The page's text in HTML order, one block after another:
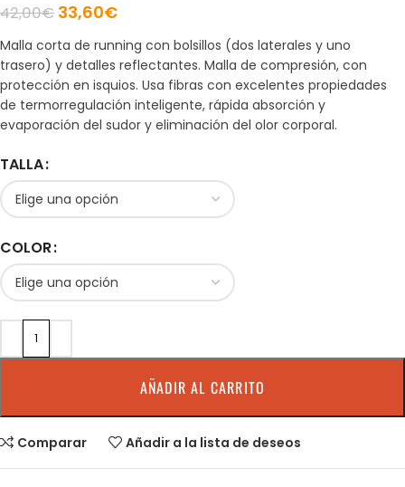
42,00€ 33,60€
Malla corta de running con bolsillos (dos laterales y uno
trasero) y detalles reflectantes. Malla de compresión, con
protección en isquios. Usa fibras con excelentes propiedades
de termorregulación inteligente, rápida absorción y
evaporación del sudor y eliminación del olor corporal.
TALLA
COLOR
AÑADIR AL CARRITO
Comparar Añadir a la lista de deseos